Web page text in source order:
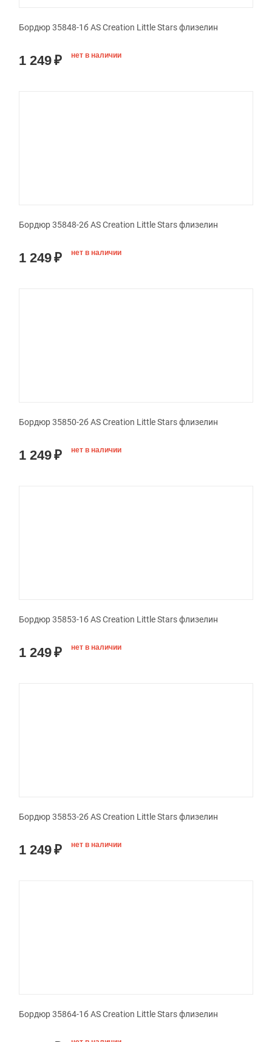
Бордюр 35848-1б AS Creation Little Stars флизелин
1 249₽ нет в наличии
Бордюр 35848-2б AS Creation Little Stars флизелин
1 249₽ нет в наличии
Бордюр 35850-2б AS Creation Little Stars флизелин
1 249₽ нет в наличии
Бордюр 35853-1б AS Creation Little Stars флизелин
1 249₽ нет в наличии
Бордюр 35853-2б AS Creation Little Stars флизелин
1 249₽ нет в наличии
Бордюр 35864-1б AS Creation Little Stars флизелин